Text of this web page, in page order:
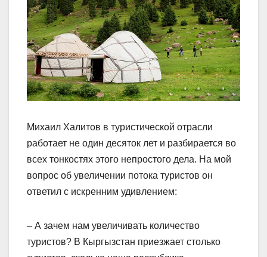
Михаил Халитов в туристической отрасли
работает не один десяток лет и разбирается во
всех тонкостях этого непростого дела. На мой
вопрос об увеличении потока туристов он
ответил с искренним удивлением:
– А зачем нам увеличивать количество
туристов? В Кыргызстан приезжает столько